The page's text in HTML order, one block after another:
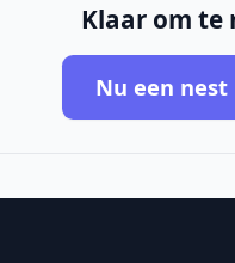
Klaar om te
Nu een